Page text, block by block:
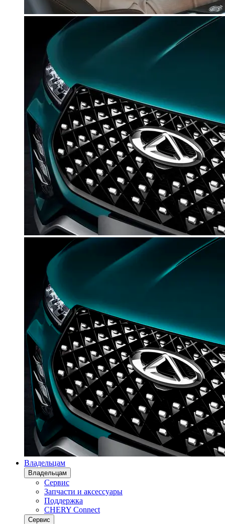
Владельцам
Владельцам
Сервис
Запчасти и аксессуары
Поддержка
CHERY Connect
Сервис